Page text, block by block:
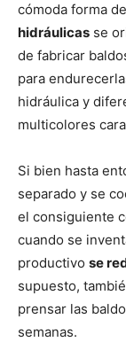
cómoda forma
hidráulicas se
de fabricar
para
hidráulica y
multicolores
Si bien hasta
separado y se
el consiguiente
cuando se
productivo se
supuesto,
prensar las
semanas.